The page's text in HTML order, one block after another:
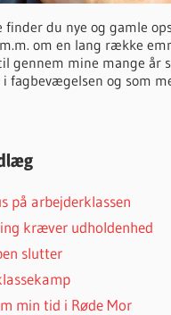
finder du nye og gamle
om en lang række
gennem mine mange år
fagbevægelsen og som
på arbejderklassen
kræver udholdenhed
slutter
min tid i Røde Mor